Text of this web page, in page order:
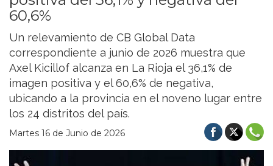
60,6%
Un relevamiento de CB Global Data
correspondiente a junio de 2026 muestra que
Axel Kicillof alcanza en La Rioja el 36,1% de
imagen positiva y el 60,6% de negativa,
ubicando a la provincia en el noveno lugar entre
los 24 distritos del país.
Martes 16 de Junio de 2026